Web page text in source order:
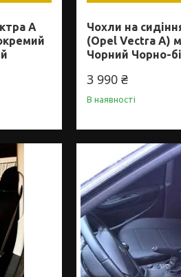
А
Чохли на
(Opel Vectra A)
Чорний Чорно-
3 990 ₴
В наявності